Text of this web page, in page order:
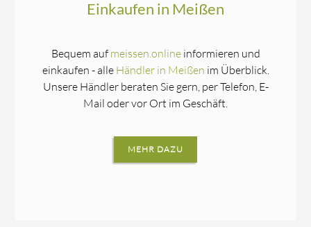
Einkaufen in Meißen
Bequem auf meissen.onlineinformieren und
einkaufen - alle Händler in Meißen im Überblick.
Unsere Händler beraten Sie gern, per Telefon, E-
Mail oder vor Ort im Geschäft.
MEHR DAZU